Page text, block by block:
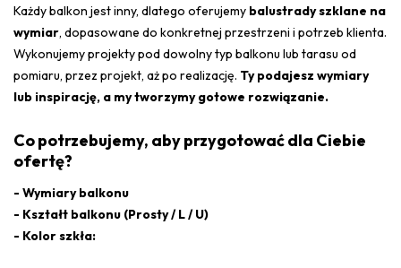
Każdy balkon jest inny, dlatego oferujemy balustrady szklane na
wymiar, dopasowane do konkretnej przestrzeni i potrzeb klienta.
Wykonujemy projekty pod dowolny typ balkonu lub tarasu od
pomiaru, przez projekt, aż po realizację. Ty podajesz wymiary
lub inspirację, a my tworzymy gotowe rozwiązanie.
Co potrzebujemy, aby przygotować dla Ciebie
ofertę?
- Wymiary balkonu
- Kształt balkonu (Prosty / L / U)
- Kolor szkła: